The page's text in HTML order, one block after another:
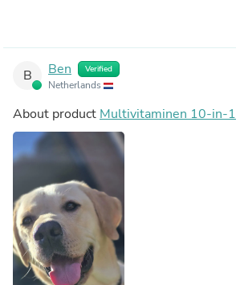
B Ben Verified
Netherlands
About product Multivitaminen 10-in-1